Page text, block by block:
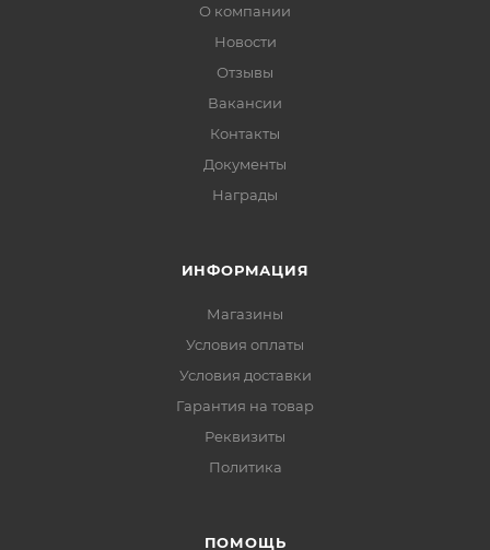
О компании
Новости
Отзывы
Вакансии
Контакты
Документы
Награды
ИНФОРМАЦИЯ
Магазины
Условия оплаты
Условия доставки
Гарантия на товар
Реквизиты
Политика
ПОМОЩЬ